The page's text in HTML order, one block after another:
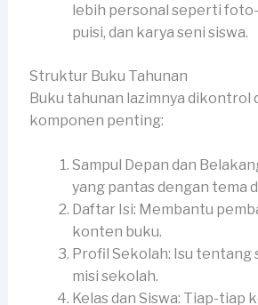
lebih personal seperti
puisi, dan karya seni siswa.
Struktur Buku Tahunan
Buku tahunan lazimnya dikontrol
komponen penting:
Sampul Depan dan
yang pantas dengan tema
Daftar Isi: Membantu
konten buku.
Profil Sekolah: Isu tentang
misi sekolah.
Kelas dan Siswa: Tiap-tiap